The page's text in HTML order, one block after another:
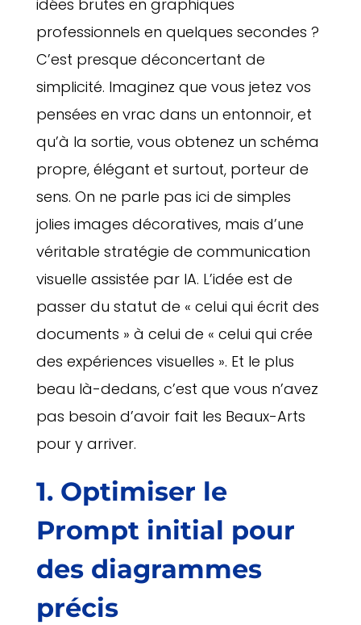
idées brutes en graphiques
professionnels en quelques secondes ?
C’est presque déconcertant de
simplicité. Imaginez que vous jetez vos
pensées en vrac dans un entonnoir, et
qu’à la sortie, vous obtenez un schéma
propre, élégant et surtout, porteur de
sens. On ne parle pas ici de simples
jolies images décoratives, mais d’une
véritable stratégie de communication
visuelle assistée par IA. L’idée est de
passer du statut de « celui qui écrit des
documents » à celui de « celui qui crée
des expériences visuelles ». Et le plus
beau là-dedans, c’est que vous n’avez
pas besoin d’avoir fait les Beaux-Arts
pour y arriver.
1. Optimiser le
Prompt initial pour
des diagrammes
précis